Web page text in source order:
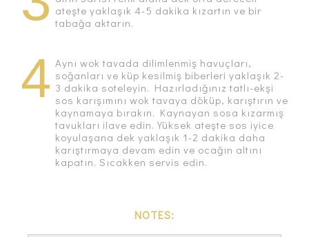
ateşte yaklaşık 4-5 dakika kızartın ve bir
tabağa aktarın.
4 Aynı wok tavada dilimlenmiş havuçları,
soğanları ve küp kesilmiş biberleri yaklaşık 2-
3 dakika soteleyin. Hazırladığınız tatlı-ekşi
sos karışımını wok tavaya döküp, karıştırın ve
kaynamaya bırakın. Kaynayan sosa kızarmış
tavukları ilave edin. Yüksek ateşte sos iyice
koyulaşana dek yaklaşık 1-2 dakika daha
karıştırmaya devam edin ve ocağın altını
kapatın. Sıcakken servis edin.
NOTES: